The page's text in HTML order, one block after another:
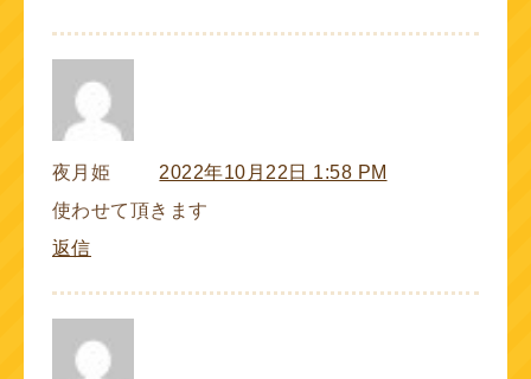
夜月姫
2022年10月22日 1:58 PM
使わせて頂きます
返信